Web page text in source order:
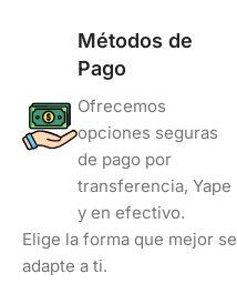
Métodos de
Pago
Ofrecemos
opciones seguras
de pago por
transferencia, Yape
y en efectivo.
Elige la forma que mejor se
adapte a ti.